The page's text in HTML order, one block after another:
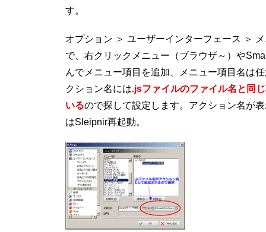
す。
オプション ＞ ユーザーインターフェース ＞
で、右クリックメニュー（ブラウザ～）や
んでメニュー項目を追加、メニュー項目名は
クション名には.jsファイルのファイル名と同
いるので探して設定します。アクション名が
はSleipnir再起動。